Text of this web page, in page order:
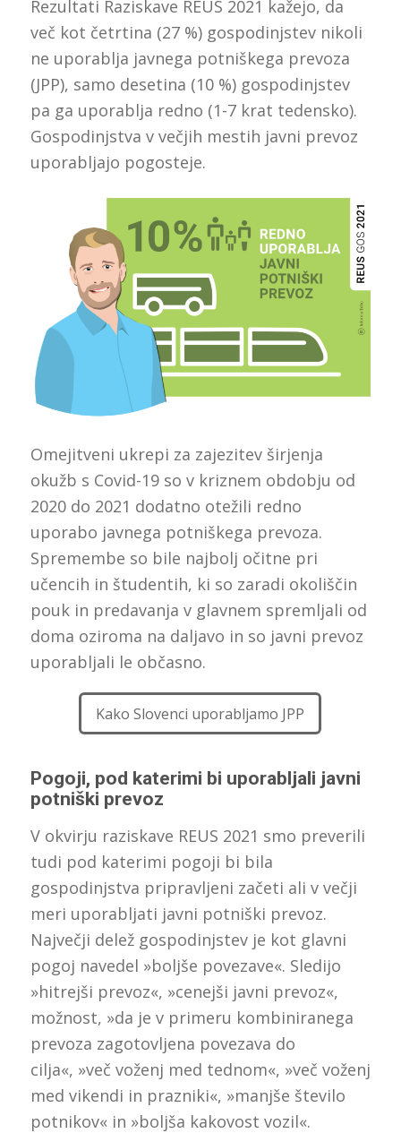
Rezultati Raziskave REUS 2021 kažejo, da
več kot četrtina (27 %) gospodinjstev nikoli
ne uporablja javnega potniškega prevoza
(JPP), samo desetina (10 %) gospodinjstev
pa ga uporablja redno (1-7 krat tedensko).
Gospodinjstva v večjih mestih javni prevoz
uporabljajo pogosteje.
Omejitveni ukrepi za zajezitev širjenja
okužb s Covid-19 so v kriznem obdobju od
2020 do 2021 dodatno otežili redno
uporabo javnega potniškega prevoza.
Spremembe so bile najbolj očitne pri
učencih in študentih, ki so zaradi okoliščin
pouk in predavanja v glavnem spremljali od
doma oziroma na daljavo in so javni prevoz
uporabljali le občasno.
Kako Slovenci uporabljamo JPP
Pogoji, pod katerimi bi uporabljali javni
potniški prevoz
V okvirju raziskave REUS 2021 smo preverili
tudi pod katerimi pogoji bi bila
gospodinjstva pripravljeni začeti ali v večji
meri uporabljati javni potniški prevoz.
Največji delež gospodinjstev je kot glavni
pogoj navedel »boljše povezave«. Sledijo
»hitrejši prevoz«, »cenejši javni prevoz«,
možnost, »da je v primeru kombiniranega
prevoza zagotovljena povezava do
cilja«, »več voženj med tednom«, »več voženj
med vikendi in prazniki«, »manjše število
potnikov« in »boljša kakovost vozil«.